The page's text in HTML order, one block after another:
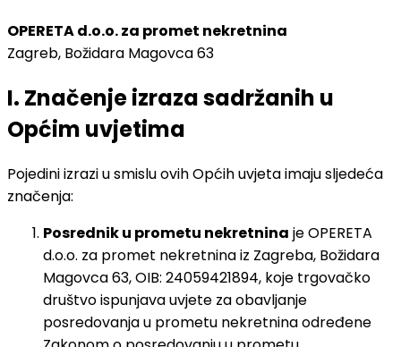
OPERETA d.o.o. za promet nekretnina
Zagreb, Božidara Magovca 63
I. Značenje izraza sadržanih u
Općim uvjetima
Pojedini izrazi u smislu ovih Općih uvjeta imaju sljedeća
značenja:
Posrednik u prometu nekretnina je OPERETA
d.o.o. za promet nekretnina iz Zagreba, Božidara
Magovca 63, OIB: 24059421894, koje trgovačko
društvo ispunjava uvjete za obavljanje
posredovanja u prometu nekretnina određene